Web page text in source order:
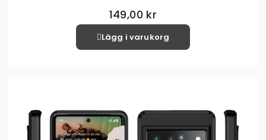
149,00 kr
Lägg i varukorg